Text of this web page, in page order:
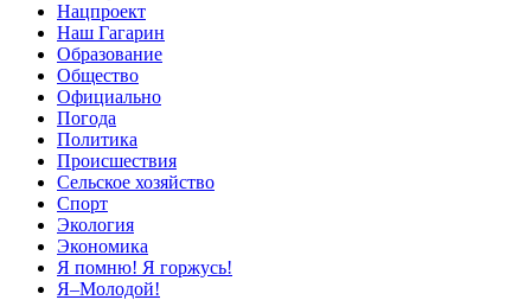
Нацпроект
Наш Гагарин
Образование
Общество
Официально
Погода
Политика
Происшествия
Сельское хозяйство
Спорт
Экология
Экономика
Я помню! Я горжусь!
Я–Молодой!